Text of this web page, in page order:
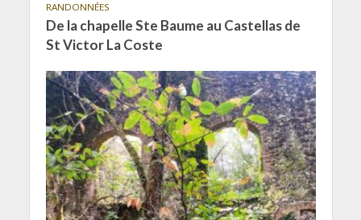
RANDONNÉES
De la chapelle Ste Baume au Castellas de
St Victor La Coste